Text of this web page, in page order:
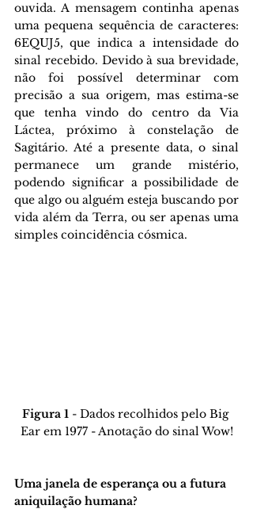
ouvida. A mensagem continha apenas
uma pequena sequência de caracteres:
6EQUJ5, que indica a intensidade do
sinal recebido. Devido à sua brevidade,
não foi possível determinar com
precisão a sua origem, mas estima-se
que tenha vindo do centro da Via
Láctea, próximo à constelação de
Sagitário. Até a presente data, o sinal
permanece um grande mistério,
podendo significar a possibilidade de
que algo ou alguém esteja buscando por
vida além da Terra, ou ser apenas uma
simples coincidência cósmica.
Figura 1 - Dados recolhidos pelo Big
Ear em 1977 - Anotação do sinal Wow!
Uma janela de esperança ou a futura
aniquilação humana?